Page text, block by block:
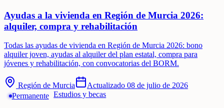
Ayudas a la vivienda en Región de Murcia 2026:
alquiler, compra y rehabilitación
Todas las ayudas de vivienda en Región de Murcia 2026: bono
alquiler joven, ayudas al alquiler del plan estatal, compra para
jóvenes y rehabilitación, con convocatorias del BORM.
Región de Murcia Actualizado 08 de julio de 2026
Permanente Estudios y becas